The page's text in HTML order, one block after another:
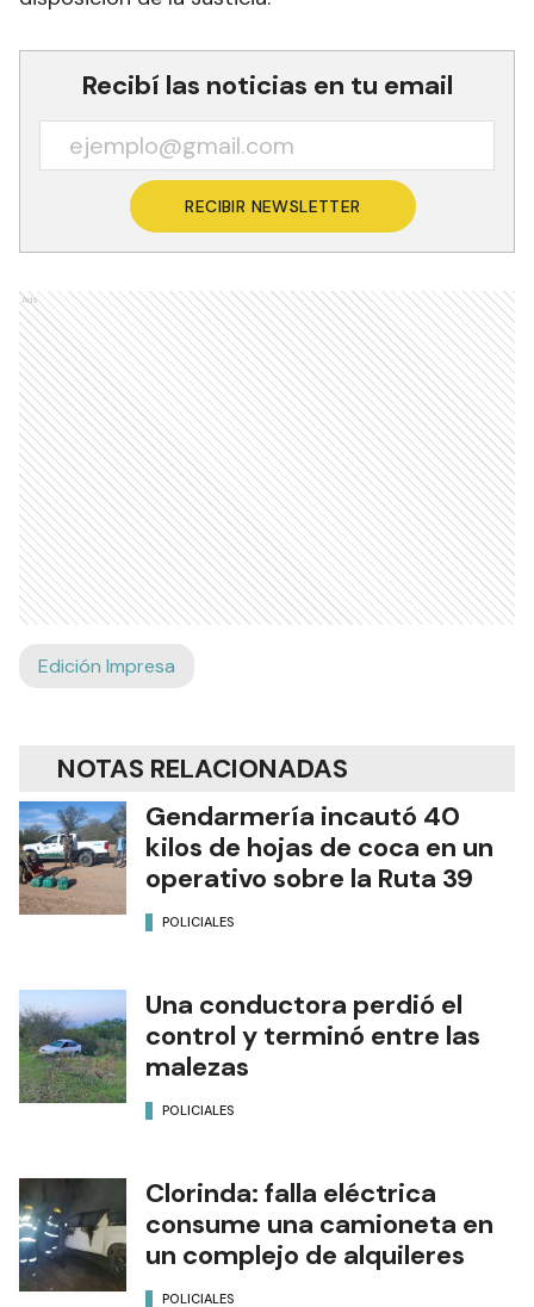
Recibí las noticias en tu email
RECIBIR NEWSLETTER
Ads
Edición Impresa
NOTAS RELACIONADAS
Gendarmería incautó 40
kilos de hojas de coca en un
operativo sobre la Ruta 39
POLICIALES
Una conductora perdió el
control y terminó entre las
malezas
POLICIALES
Clorinda: falla eléctrica
consume una camioneta en
un complejo de alquileres
POLICIALES